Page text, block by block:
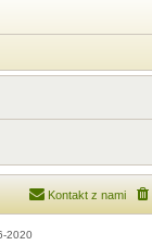
Kontakt z nami
2020